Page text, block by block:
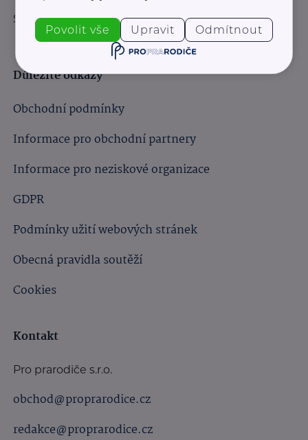
Sledujte nás:
Důležité odkazy
Obchodní podmínky
Informace pro obchodní partnery
Informace pro neziskové organizace
GDPR
Podmínky užití webových stránek
Obecná pravidla soutěží
Cookies
Kontakt
Pro prarodiče s.r.o.
obchod@proprarodice.cz
redakce@proprarodice.cz
Povolit vše Upravit Odmítnout